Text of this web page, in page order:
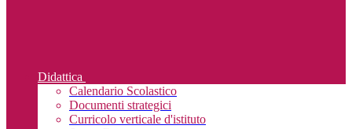
Didattica
Calendario Scolastico
Documenti strategici
Curricolo verticale d'istituto